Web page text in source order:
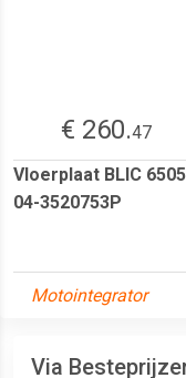
€ 260.47
Vloerplaat BLIC
04-3520753P
Motointegrator
Via